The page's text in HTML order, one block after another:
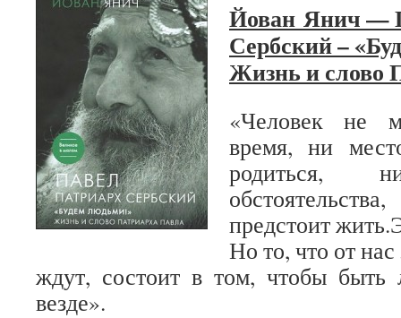
Йован Янич —
Сербский –
Жизнь и слово
«Человек не
время, ни
родиться,
предстоит
Но то, что от нас
ждут, состоит в том, чтобы
везде».